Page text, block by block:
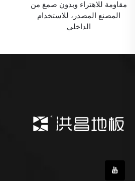
مقاومة للاهتراء وبدون صمغ من
المصنع المصدر، للاستخدام
الداخلي